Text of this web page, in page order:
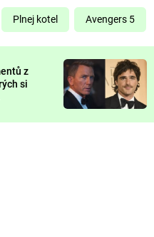
CHUCK
NORRIS
DEADPOOL
Plnej kotel Avengers 5
z
si